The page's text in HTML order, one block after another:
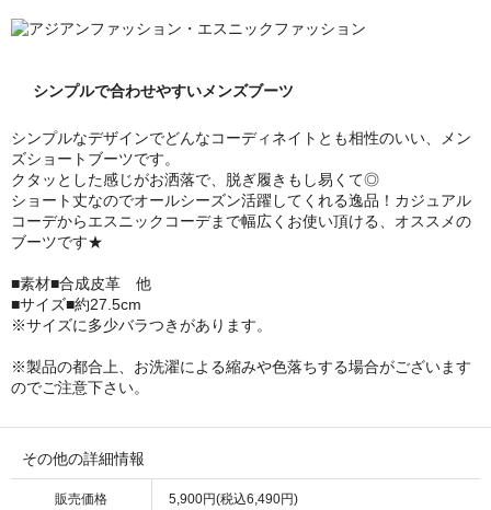
シンプルで合わせやすいメンズブーツ
シンプルなデザインでどんなコーディネイトとも相性のいい、メン
ズショートブーツです。
クタッとした感じがお洒落で、脱ぎ履きもし易くて◎
ショート丈なのでオールシーズン活躍してくれる逸品！ カジュアル
コーデからエスニックコーデまで幅広くお使い頂ける、オススメの
ブーツです★
■素材■合成皮革 他
■サイズ■約27.5cm
※サイズに多少バラつきがあります。
※製品の都合上、お洗濯による縮みや色落ちする場合がございます
のでご注意下さい。
その他の詳細情報
販売価格 5,900円(税込6,490円)